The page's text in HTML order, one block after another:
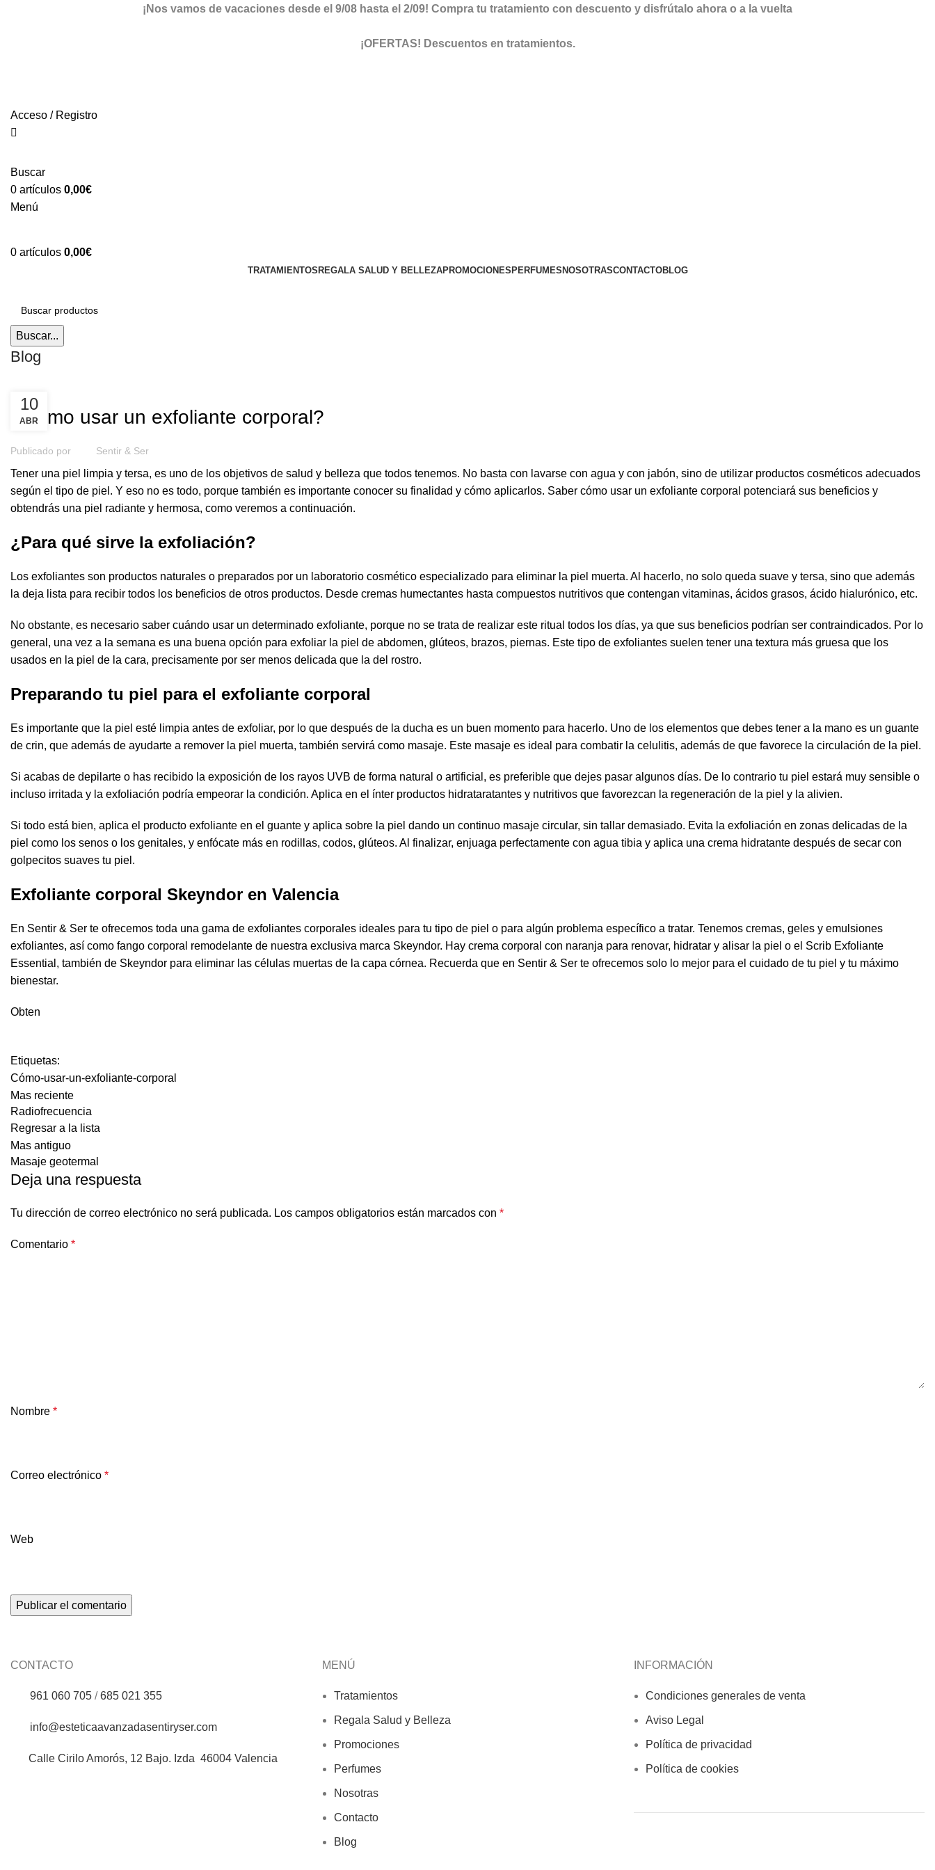
¡Nos vamos de vacaciones desde el 9/08 hasta el 2/09! Compra tu tratamiento con descuento y disfrútalo ahora o a la vuelta
¡OFERTAS! Descuentos en tratamientos.
Acceso / Registro
Buscar
0 artículos 0,00€
Menú
0 artículos 0,00€
TRATAMIENTOSREGALA SALUD Y BELLEZAPROMOCIONESPERFUMESNOSOTRASCONTACTOBLOG
Buscar...
Blog
¿Cómo usar un exfoliante corporal?
Publicado por Sentir & Ser
10
ABR
Tener una piel limpia y tersa, es uno de los objetivos de salud y belleza que todos tenemos. No basta con lavarse con agua y con jabón, sino de utilizar productos cosméticos adecuados
según el tipo de piel. Y eso no es todo, porque también es importante conocer su finalidad y cómo aplicarlos. Saber cómo usar un exfoliante corporal potenciará sus beneficios y
obtendrás una piel radiante y hermosa, como veremos a continuación.
¿Para qué sirve la exfoliación?
Los exfoliantes son productos naturales o preparados por un laboratorio cosmético especializado para eliminar la piel muerta. Al hacerlo, no solo queda suave y tersa, sino que además
la deja lista para recibir todos los beneficios de otros productos. Desde cremas humectantes hasta compuestos nutritivos que contengan vitaminas, ácidos grasos, ácido hialurónico, etc.
No obstante, es necesario saber cuándo usar un determinado exfoliante, porque no se trata de realizar este ritual todos los días, ya que sus beneficios podrían ser contraindicados. Por lo
general, una vez a la semana es una buena opción para exfoliar la piel de abdomen, glúteos, brazos, piernas. Este tipo de exfoliantes suelen tener una textura más gruesa que los
usados en la piel de la cara, precisamente por ser menos delicada que la del rostro.
Preparando tu piel para el exfoliante corporal
Es importante que la piel esté limpia antes de exfoliar, por lo que después de la ducha es un buen momento para hacerlo. Uno de los elementos que debes tener a la mano es un guante
de crin, que además de ayudarte a remover la piel muerta, también servirá como masaje. Este masaje es ideal para combatir la celulitis, además de que favorece la circulación de la piel.
Si acabas de depilarte o has recibido la exposición de los rayos UVB de forma natural o artificial, es preferible que dejes pasar algunos días. De lo contrario tu piel estará muy sensible o
incluso irritada y la exfoliación podría empeorar la condición. Aplica en el ínter productos hidrataratantes y nutritivos que favorezcan la regeneración de la piel y la alivien.
Si todo está bien, aplica el producto exfoliante en el guante y aplica sobre la piel dando un continuo masaje circular, sin tallar demasiado. Evita la exfoliación en zonas delicadas de la
piel como los senos o los genitales, y enfócate más en rodillas, codos, glúteos. Al finalizar, enjuaga perfectamente con agua tibia y aplica una crema hidratante después de secar con
golpecitos suaves tu piel.
Exfoliante corporal Skeyndor en Valencia
En Sentir & Ser te ofrecemos toda una gama de exfoliantes corporales ideales para tu tipo de piel o para algún problema específico a tratar. Tenemos cremas, geles y emulsiones
exfoliantes, así como fango corporal remodelante de nuestra exclusiva marca Skeyndor. Hay crema corporal con naranja para renovar, hidratar y alisar la piel o el Scrib Exfoliante
Essential, también de Skeyndor para eliminar las células muertas de la capa córnea. Recuerda que en Sentir & Ser te ofrecemos solo lo mejor para el cuidado de tu piel y tu máximo
bienestar.
Obten
Etiquetas:
Cómo-usar-un-exfoliante-corporal
Mas reciente
Radiofrecuencia
Regresar a la lista
Mas antiguo
Masaje geotermal
Deja una respuesta
Tu dirección de correo electrónico no será publicada. Los campos obligatorios están marcados con *
Comentario *
Nombre *
Correo electrónico *
Web
CONTACTO
961 060 705 /685 021 355
info@esteticaavanzadasentiryser.com
Calle Cirilo Amorós, 12 Bajo. Izda 46004 Valencia
MENÚ
Tratamientos
Regala Salud y Belleza
Promociones
Perfumes
Nosotras
Contacto
Blog
INFORMACIÓN
Condiciones generales de venta
Aviso Legal
Política de privacidad
Política de cookies